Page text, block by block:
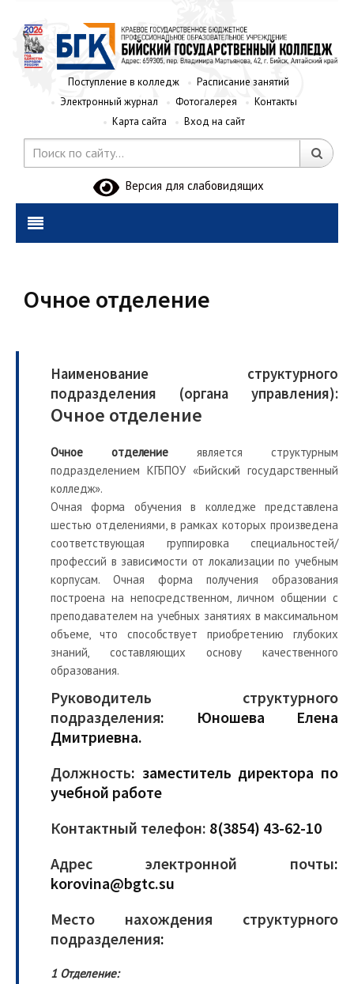
Поступление в колледж
Расписание занятий
Электронный журнал
Фотогалерея
Контакты
Карта сайта
Вход на сайт
Версия для слабовидящих
Очное отделение
Наименование структурного
подразделения (органа управления):
Очное отделение
Очное отделение является структурным
подразделением КГБПОУ «Бийский государственный
колледж».
Очная форма обучения в колледже представлена
шестью отделениями, в рамках которых произведена
соответствующая группировка специальностей/
профессий в зависимости от локализации по учебным
корпусам. Очная форма получения образования
построена на непосредственном, личном общении с
преподавателем на учебных занятиях в максимальном
объеме, что способствует приобретению глубоких
знаний, составляющих основу качественного
образования.
Руководитель структурного
подразделения: Юношева Елена
Дмитриевна.
Должность: заместитель директора по
учебной работе
Контактный телефон: 8(3854) 43-62-10
Адрес электронной почты:
korovina@bgtc.su
Место нахождения структурного
подразделения:
1 Отделение: